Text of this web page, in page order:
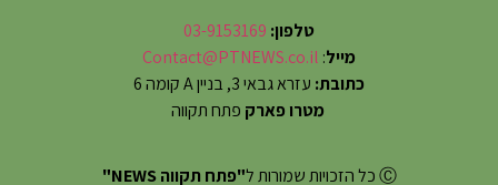
טלפון: 03-9153169
מייל:
Contact@PTNEWS.co.il
כתובת: עזרא גבאי 3, בניין A קומה 6
מטרו פארק פתח תקווה
Ⓒ כל הזכויות שמורות ל "פתח תקווה NEWS"